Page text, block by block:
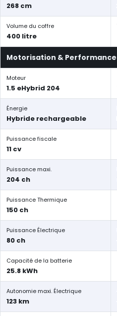
268 cm
Volume du coffre
400 litre
Motorisation &
Moteur
1.5 eHybrid 204
Énergie
Hybride rechargeable
Puissance fiscale
11 cv
Puissance maxi.
204 ch
Puissance Thermique
150 ch
Puissance Électrique
80 ch
Capacité de la batterie
25.8 kWh
Autonomie maxi. Électrique
123 km